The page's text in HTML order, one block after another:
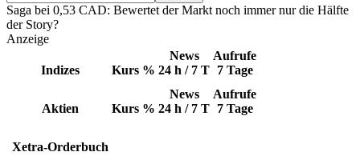
Saga bei 0,53 CAD: Bewertet der Markt noch immer nur die Hälfte
der Story?
Anzeige
Indizes Kurs %
News
24 h / 7 T
Aufrufe
7 Tage
Aktien Kurs %
News
24 h / 7 T
Aufrufe
7 Tage
Xetra-Orderbuch